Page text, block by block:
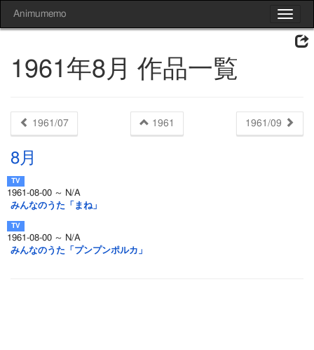
Toggle
Animumemo
1961年8月 作品一覧
1961/07 1961 1961/09
8月
1961-08-00 ～ N/A
みんなのうた「まね」
1961-08-00 ～ N/A
みんなのうた「プンプンポルカ」